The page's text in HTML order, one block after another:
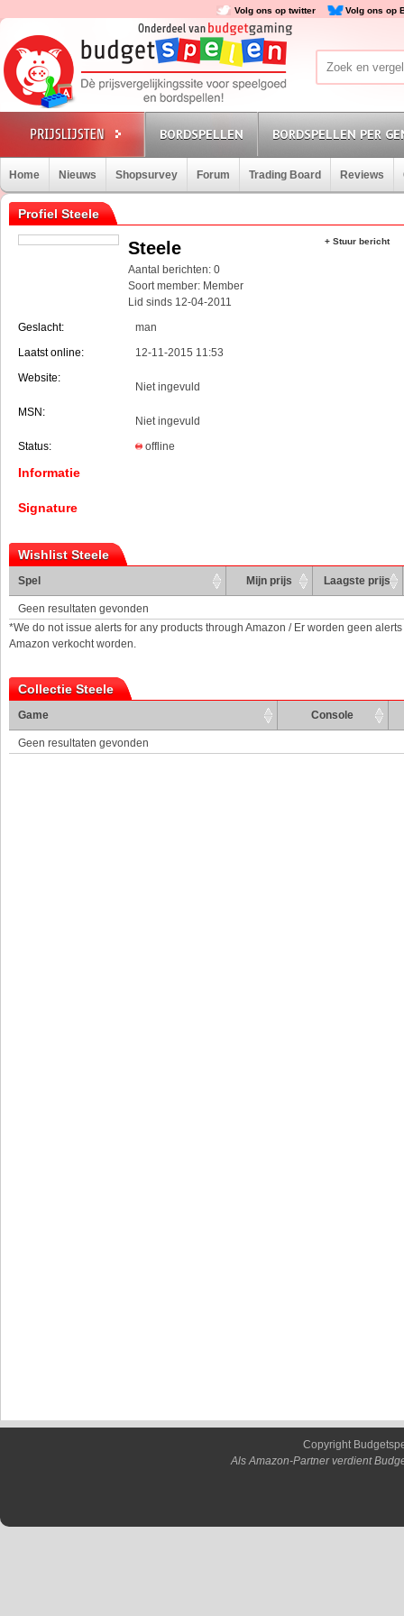
Volg ons op twitter Volg ons op
BORDSPELLEN BORDSPELLEN PER
Home Nieuws Shopsurvey Forum Trading Board Reviews
Profiel Steele
Steele
Aantal berichten: 0
Soort member: Member
Lid sinds 12-04-2011
Geslacht:
man
Laatst online:
12-11-2015 11:53
Website:
Niet ingevuld
MSN:
Niet ingevuld
Status:
offline
Informatie
Signature
+ Stuur bericht
Wishlist Steele
Spel Mijn prijs Laagste prijs
Geen resultaten gevonden
*We do not issue alerts for any products through Amazon / Er worden geen
Amazon verkocht worden.
Collectie Steele
Game Console
Geen resultaten gevonden
Copyright
Als Amazon-Partner verdient